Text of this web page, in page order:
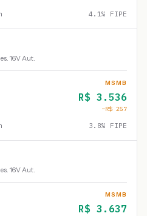
4.1% FIPE
16V Aut.
MSMB
R$ 3.536
−R$ 257
3.8% FIPE
16V Aut.
MSMB
R$ 3.637